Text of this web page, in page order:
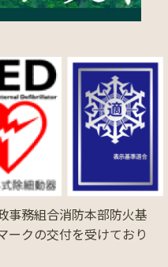
事務組合消防本部防火基
ークの交付を受けており